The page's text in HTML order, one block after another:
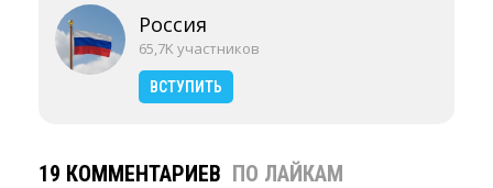
Россия
65,7K участников
ВСТУПИТЬ
19 КОММЕНТАРИЕВ ПО ЛАЙКАМ